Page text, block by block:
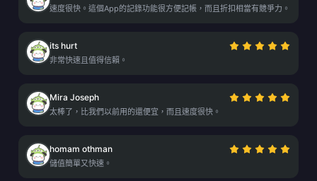
速度很快。這個App的記錄功能很方便記帳，而且折扣相當有競爭力。
its hurt
非常快速且值得信賴。
Mira Joseph
太棒了，比我們以前用的還便宜，而且速度很快。
homam othman
儲值簡單又快速。